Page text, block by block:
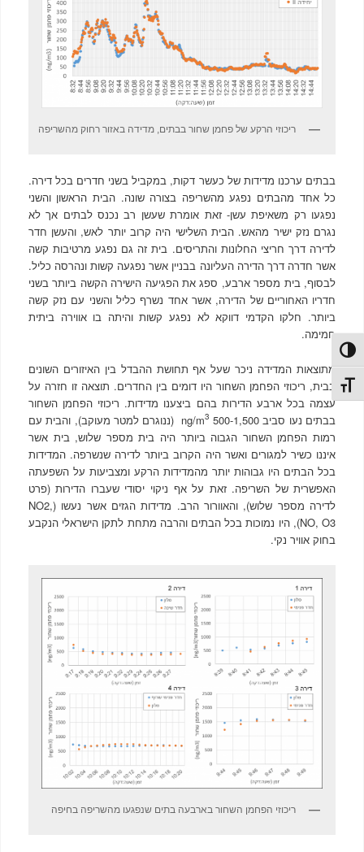
הפעל/כבה ניגודיות גבוהה
מתג גודל גופן
ריכוזי הרקע של פחמן שחור בבתים, מדידה באזור רחוק מהשריפה
בבתים ערכנו מדידות של כעשר דקות, במקביל בשני חדרים בכל דירה.
כל אחד מהבתים נפגע מהשריפה בצורה שונה. הבית הראשון והשני
נפגעו רק משאיפת עשן- זאת אומרת שעשן רב נכנס לבתים אך לא
נגרם נזק ישיר מהאש. הבית השלישי היה קרוב יותר לאש, והעשן חדר
לדירה דרך חריצי החלונות והתריסים. בית זה גם נפגע מרטיבות קשה
אשר חדרה דרך הדירה העליונה בבניין אשר נפגעה קשות ונהרסה כליל.
לבסוף, בית מספר ארבע, ספג את הפגיעה הישירה הקשה ביותר בשני
חדריו האחוריים של הדירה, אשר אחד נשרף כליל והשני עם נזק קשה
ביותר. חלקו הקדמי דווקא לא נפגע קשות והיתה בו אווירה ביתית
חמימה.
מתוצאות המדידה ניכר שעל אף תחושת ההבדל בין האיזורים השונים
בבית, ריכוזי הפחמן השחור היו דומים בין החדרים. תוצאה זו חזרה על
עצמה בכל ארבע הדירות בהם ביצענו מדידות. ריכוזי הפחמן השחור
בבתים נעו סביב ng/m
3
500-1,500 (ננוגרם למטר מעוקב), והבית עם
רמות הפחמן השחור הגבוה ביותר היה בית מספר שלוש, בית אשר
איננו כשיר למגורים ואשר היה הקרוב ביותר לדירה שנשרפה. המדידות
בכל הבתים היו גבוהות יותר מהמדידות הרקע ומצביעות על השפעתה
האפשרית של השריפה. זאת על אף ניקוי יסודי שעברו הדירות (פרט
לדירה מספר שלוש), והאוורור הרב. מדידות הגזים אשר נעשו (NO2,
NO, O3), היו נמוכות בכל הבתים והרבה מתחת לתקן הישראלי הנקבע
בחוק אוויר נקי.
ריכוזי הפחמן השחור בארבעה בתים שנפגעו מהשריפה בחיפה